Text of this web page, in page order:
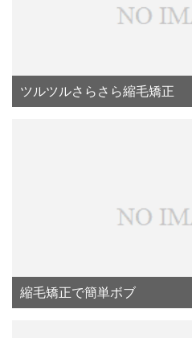
ツルツルさらさら縮毛矯正
縮毛矯正で簡単ボブ